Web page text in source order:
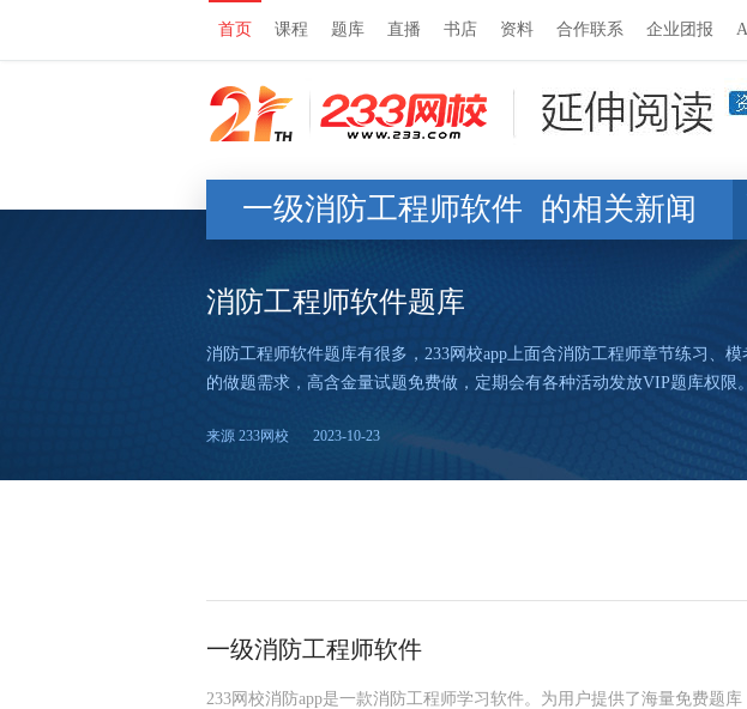
首页 课程 题库 直播 书店 资料 合作联系 企业团报
一级消防工程师软件 的相关新闻
消防工程师软件题库
消防工程师软件题库有很多，233网校app上面含消防工程师章节练习、
的做题需求，高含金量试题免费做，定期会有各种活动发放VIP题库权限
来源 233网校 2023-10-23
一级消防工程师软件
233网校消防app是一款消防工程师学习软件。为用户提供了海量免费题